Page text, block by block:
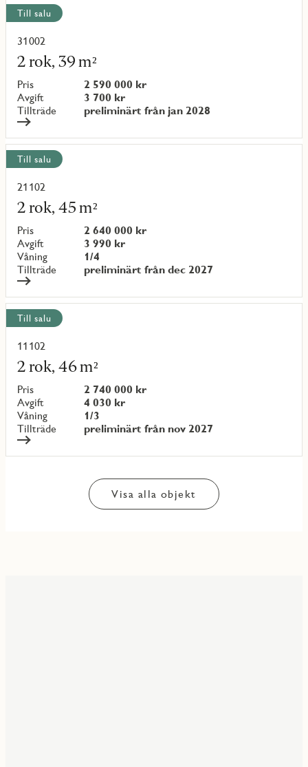
Till salu
31002
2 rok, 39 m²
Pris
2 590 000 kr
Avgift
3 700 kr
Tillträde
preliminärt från jan 2028
Läs
mer
om
objekt
{objectNumber}
Till salu
21102
2 rok, 45 m²
Pris
2 640 000 kr
Avgift
3 990 kr
Våning
1/4
Tillträde
preliminärt från dec 2027
Läs
mer
om
objekt
{objectNumber}
Till salu
11102
2 rok, 46 m²
Pris
2 740 000 kr
Avgift
4 030 kr
Våning
1/3
Tillträde
preliminärt från nov 2027
Läs
mer
om
objekt
{objectNumber}
Visa alla objekt